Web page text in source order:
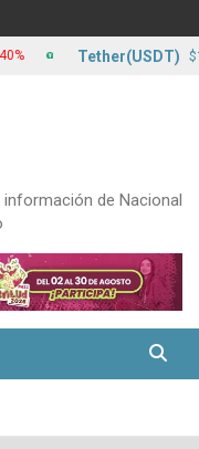
de Nacional
Tether(USDT) $17.24 0.00%